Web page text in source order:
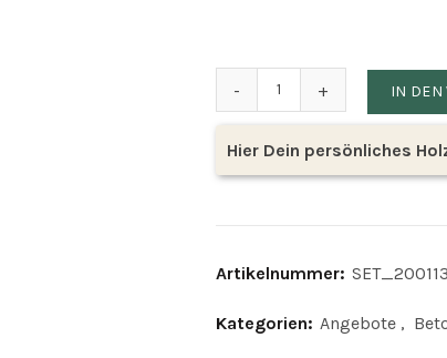
IN DEN
Hier Dein persönliches
Artikelnummer:
Kategorien: Angebote ,